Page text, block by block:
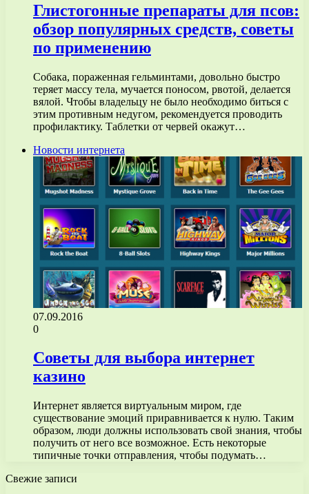
Глистогонные препараты для псов:
обзор популярных средств, советы
по применению
Собака, пораженная гельминтами, довольно быстро
теряет массу тела, мучается поносом, рвотой, делается
вялой. Чтобы владельцу не было необходимо биться с
этим противным недугом, рекомендуется проводить
профилактику. Таблетки от червей окажут…
Новости интернета
07.09.2016
0
Советы для выбора интернет
казино
Интернет является виртуальным миром, где
существование эмоций приравнивается к нулю. Таким
образом, люди должны использовать свой знания, чтобы
получить от него все возможное. Есть некоторые
типичные точки отправления, чтобы подумать…
Свежие записи